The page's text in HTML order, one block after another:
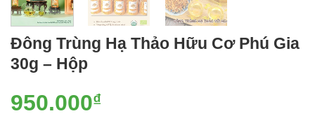
Đông Trùng Hạ Thảo Hữu Cơ Phú Gia
30g – Hộp
950.000₫